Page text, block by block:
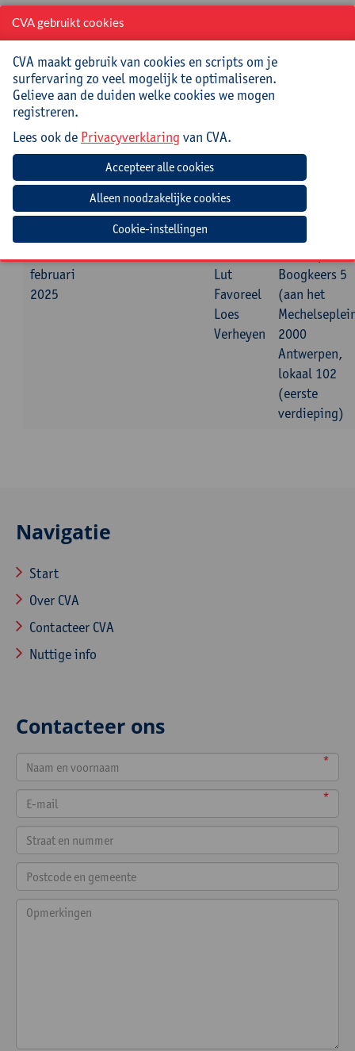
Doelstellingen
dit linken aan de nieuwe leerplannen.
Begeleiding
Loes Verheyen, Lut Favoreel, Anja Lerno en Nele Van
de Maele, medewerkers Katholiek Onderwijs
Beginuur Einduur Lesgever
februari
2025
09:30u 16:00u
Lut
Favoreel
Loes
Verheyen
Boogkeers 5
(aan het
2000
Antwerpen,
lokaal 102
(eerste
verdieping)
Navigatie
Start
Over CVA
Contacteer CVA
Nuttige info
Contacteer ons
*
*
CVA gebruikt cookies
CVA maakt gebruik van cookies en scripts om je
surfervaring zo veel mogelijk te optimaliseren.
Gelieve aan de duiden welke cookies we mogen
registreren.
Lees ook de Privacyverklaring van CVA.
Cookie-instellingen